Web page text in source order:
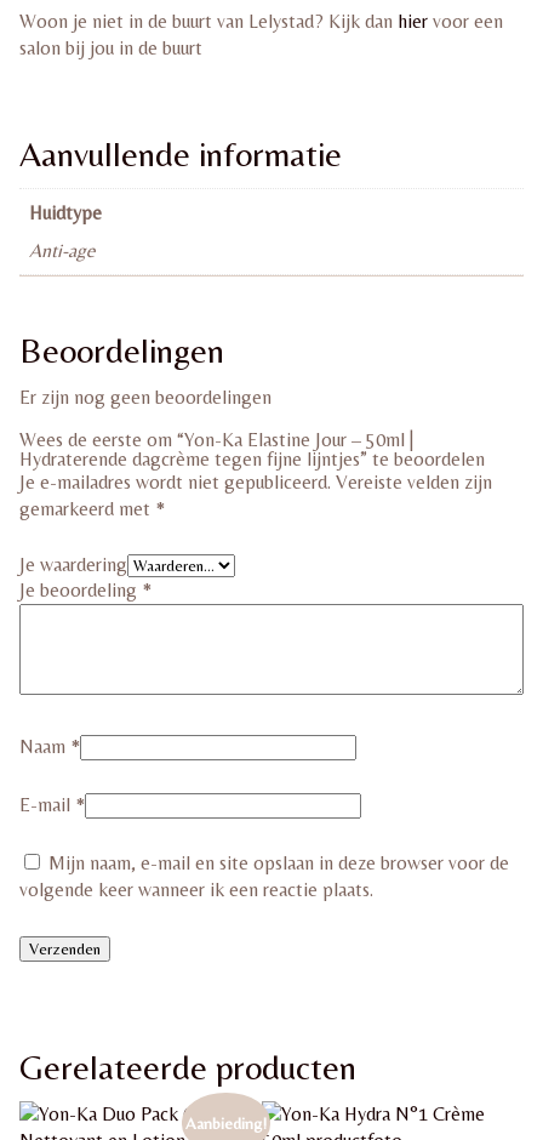
Woon je niet in de buurt van Lelystad? Kijk dan hier voor een
salon bij jou in de buurt
Aanvullende informatie
Huidtype
Anti-age
Beoordelingen
Er zijn nog geen beoordelingen
Wees de eerste om “Yon-Ka Elastine Jour – 50ml |
Hydraterende dagcrème tegen fijne lijntjes” te beoordelen
Je e-mailadres wordt niet gepubliceerd. Vereiste velden zijn
gemarkeerd met *
Je waardering
Je beoordeling *
Naam *
E-mail *
Mijn naam, e-mail en site opslaan in deze browser voor de
volgende keer wanneer ik een reactie plaats.
Gerelateerde producten
Aanbieding!